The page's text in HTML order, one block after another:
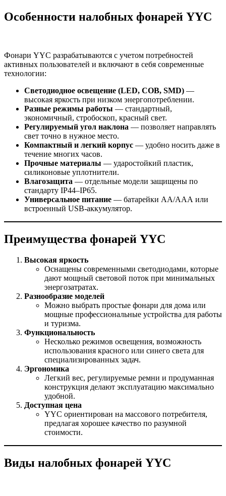
Особенности налобных фонарей YYC
Фонари YYC разрабатываются с учетом потребностей
активных пользователей и включают в себя современные
технологии:
Светодиодное освещение (LED, COB, SMD) —
высокая яркость при низком энергопотреблении.
Разные режимы работы — стандартный,
экономичный, стробоскоп, красный свет.
Регулируемый угол наклона — позволяет направлять
свет точно в нужное место.
Компактный и легкий корпус — удобно носить даже в
течение многих часов.
Прочные материалы — ударостойкий пластик,
силиконовые уплотнители.
Влагозащита — отдельные модели защищены по
стандарту IP44–IP65.
Универсальное питание — батарейки АА/ААА или
встроенный USB-аккумулятор.
Преимущества фонарей YYC
Высокая яркость
Оснащены современными светодиодами, которые
дают мощный световой поток при минимальных
энергозатратах.
Разнообразие моделей
Можно выбрать простые фонари для дома или
мощные профессиональные устройства для работы
и туризма.
Функциональность
Несколько режимов освещения, возможность
использования красного или синего света для
специализированных задач.
Эргономика
Легкий вес, регулируемые ремни и продуманная
конструкция делают эксплуатацию максимально
удобной.
Доступная цена
YYC ориентирован на массового потребителя,
предлагая хорошее качество по разумной
стоимости.
Виды налобных фонарей YYC